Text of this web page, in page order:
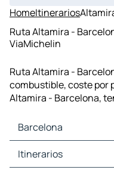
HomeItinerarios
Ruta Altamira -
ViaMichelin
Ruta Altamira -
combustible, coste por
Altamira - Barcelona,
Barcelona
Barcelona Mapas Planos
Barcelona Trafico
Itinerarios